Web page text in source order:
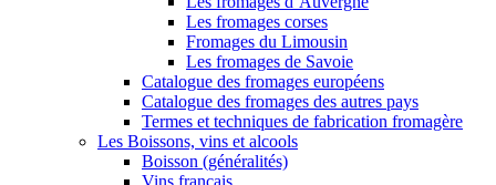
Les fromages corses
Fromages du Limousin
Les fromages de Savoie
Catalogue des fromages européens
Catalogue des fromages des autres pays
Termes et techniques de fabrication fromagère
Les Boissons, vins et alcools
Boisson (généralités)